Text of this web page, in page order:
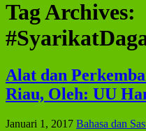
Tag Archives:
Alat dan
Riau, Oleh: UU
Januari 1, 2017 Bahasa dan